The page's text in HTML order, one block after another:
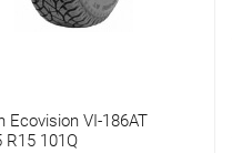
Ecovision VI-186AT
R15 101Q